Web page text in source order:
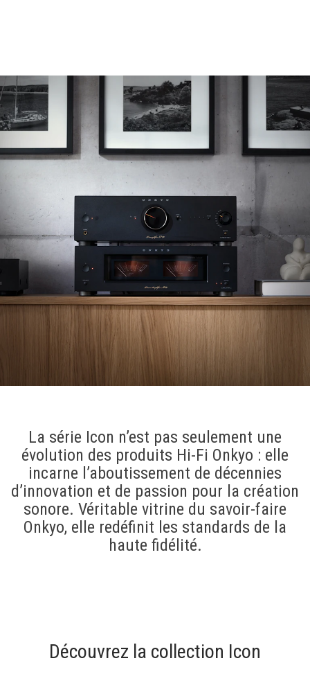
La série Icon n’est pas seulement une
évolution des produits Hi-Fi Onkyo : elle
incarne l’aboutissement de décennies
d’innovation et de passion pour la création
sonore. Véritable vitrine du savoir-faire
Onkyo, elle redéfinit les standards de la
haute fidélité.
Découvrez la collection Icon